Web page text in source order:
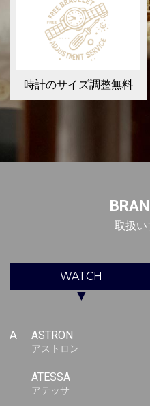
時計のサイズ調整無料
取扱い
WATCH
▼
A ASTRON
アストロン
ATESSA
アテッサ